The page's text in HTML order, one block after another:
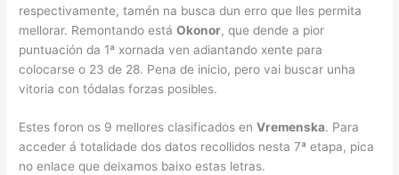
respectivamente, tamén na busca dun erro que lles permita
mellorar. Remontando estáOkonor, que dende a pior
puntuación da 1ª xornada ven adiantando xente para
colocarse o 23 de 28. Pena de inicio, pero vai buscar unha
vitoria con tódalas forzas posibles.
Estes foron os 9 mellores clasificados enVremenska. Para
acceder á totalidade dos datos recollidos nesta 7ª etapa, pica
no enlace que deixamos baixo estas letras.